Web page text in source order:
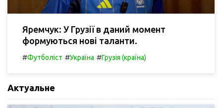
Яремчук: У Грузії в даний момент
формуються нові таланти.
#Футболіст #Україна #Грузія (країна)
Актуальне